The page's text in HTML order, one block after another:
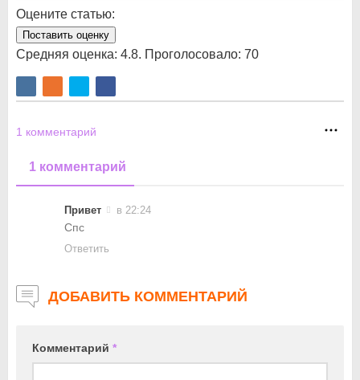
Оцените статью:
Поставить оценку
Средняя оценка: 4.8. Проголосовало: 70
1 комментарий
1 комментарий
Привет в 22:24
Спс
Ответить
ДОБАВИТЬ КОММЕНТАРИЙ
Комментарий *